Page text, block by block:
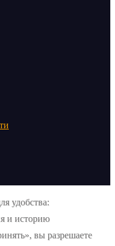
удобства:
и историю
вы разрешаете